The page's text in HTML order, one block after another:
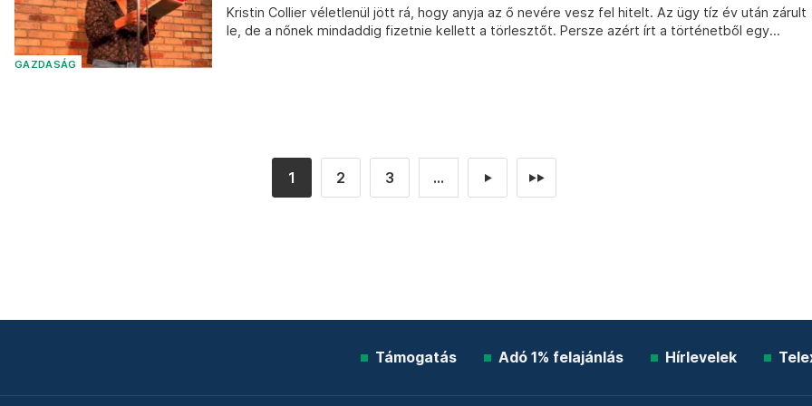
GAZDASÁG
Kristin Collier véletlenül jött rá, hogy anyja az ő nevére vesz fel hitelt. Az ügy tíz év után zárult
le, de a nőnek mindaddig fizetnie kellett a törlesztőt. Persze azért írt a történetből egy...
1 2 3 ... ► ►►
Támogatás Adó 1% felajánlás Hírlevelek